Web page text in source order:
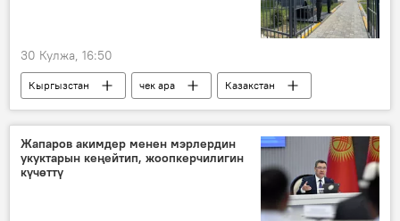
30 Кулжа, 16:50
Кыргызстан чек ара
Казакстан
көзөмөл өткөрүү пункту
реконструкция
Жапаров акимдер менен мэрлердин
укуктарын кеңейтип, жоопкерчилигин
күчөттү